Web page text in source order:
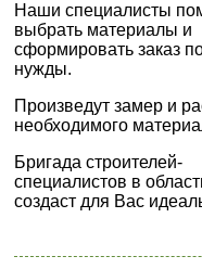
Наши специалисты
выбрать материалы и
сформировать заказ
нужды.
Произведут замер и
необходимого
Бригада строителей-
специалистов в
создаст для Вас